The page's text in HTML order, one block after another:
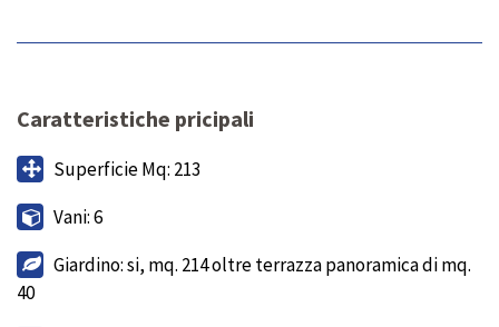
Caratteristiche pricipali
Superficie Mq: 213
Vani: 6
Giardino: si, mq. 214 oltre terrazza panoramica di mq.
40